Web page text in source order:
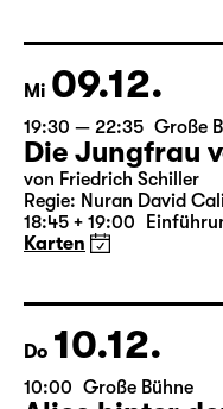
Karten nur an der
Mi 09.12.
19:30 — 22:35 Große
Die Jungfrau
18:45 + 19:00
Karten